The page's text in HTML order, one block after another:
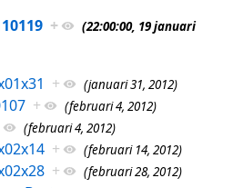
+
(22:00:00, 19 januari
+ (januari 31, 2012)
+ (februari 4, 2012)
(februari 4, 2012)
+ (februari 14, 2012)
+ (februari 28, 2012)